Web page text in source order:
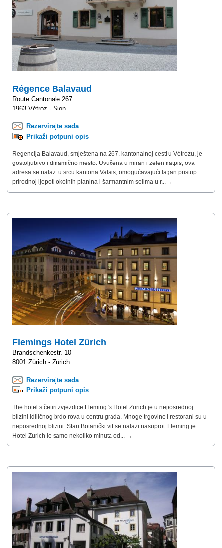
Régence Balavaud
Route Cantonale 267
1963 Vétroz - Sion
Rezervirajte sada
Prikaži potpuni opis
Regencija Balavaud, smještena na 267. kantonalnoj cesti u Vétrozu, je
gostoljubivo i dinamično mesto. Uvučena u miran i zelen natpis, ova
adresa se nalazi u srcu kantona Valais, omogućavajući lagan pristup
prirodnoj ljepoti okolnih planina i šarmantnim selima u r... →
Flemings Hotel Zürich
Brandschenkestr. 10
8001 Zürich - Zürich
Rezervirajte sada
Prikaži potpuni opis
The hotel s četiri zvjezdice Fleming 's Hotel Zurich je u neposrednoj
blizini idiličnog brdo rova ​​u centru grada. Mnoge trgovine i restorani su u
neposrednoj blizini. Stari Botanički vrt se nalazi nasuprot. Fleming je
Hotel Zurich je samo nekoliko minuta od... →